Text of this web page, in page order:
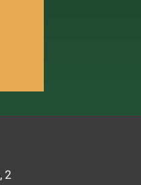
2